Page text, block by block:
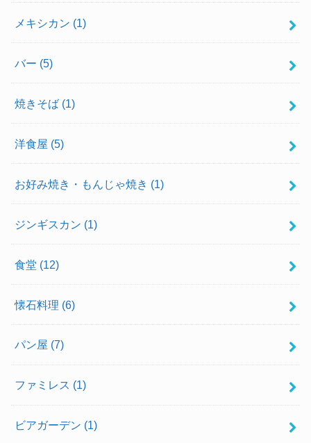
メキシカン (1)
バー (5)
焼きそば (1)
洋食屋 (5)
お好み焼き・もんじゃ焼き (1)
ジンギスカン (1)
食堂 (12)
懐石料理 (6)
パン屋 (7)
ファミレス (1)
ビアガーデン (1)